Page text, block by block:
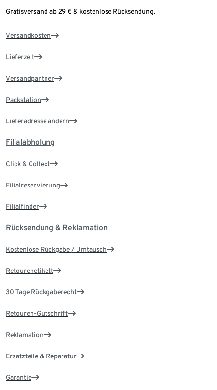
Gratisversand ab 29 € & kostenlose Rücksendung.
Versandkosten
Lieferzeit
Versandpartner
Packstation
Lieferadresse ändern
Filialabholung
Click & Collect
Filialreservierung
Filialfinder
Rücksendung & Reklamation
Kostenlose Rückgabe / Umtausch
Retourenetikett
30 Tage Rückgaberecht
Retouren-Gutschrift
Reklamation
Ersatzteile & Reparatur
Garantie